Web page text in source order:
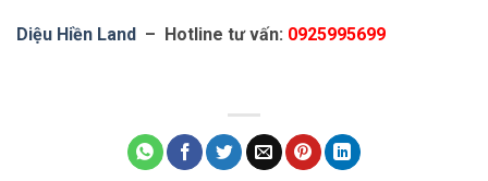
Diệu Hiền Land – Hotline tư vấn: 0925995699